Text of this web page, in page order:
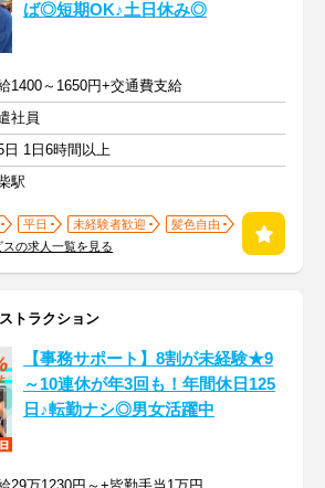
ば◎短期OK♪土日休み◎
1400～1650円+交通費支給
社員
日 1日6時間以上
駅
平日 未経験者歓迎
髪色自由
の求人一覧を見る
トラクション
【事務サポート】8割が未経験★9
～10連休が年3回も！年間休日125
日♪転勤ナシ◎男女活躍中